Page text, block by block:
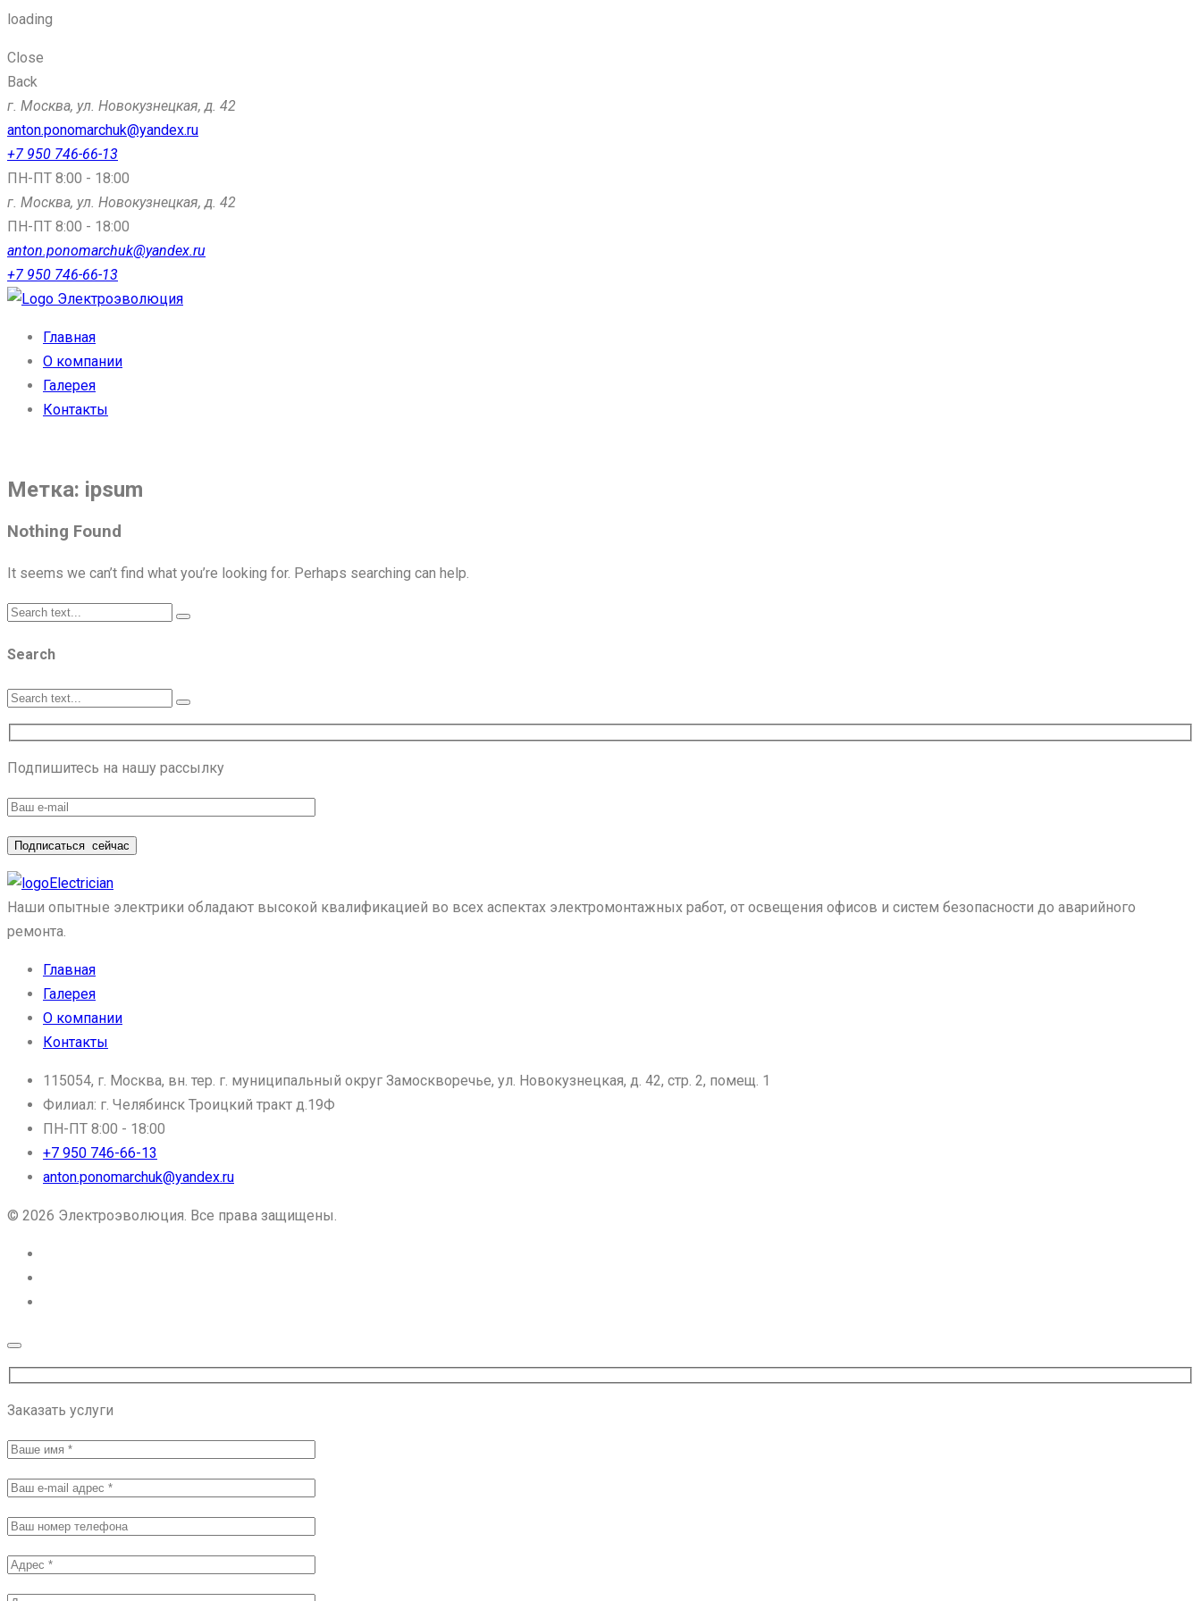
loading
Close
Back
г. Москва, ул. Новокузнецкая, д. 42
anton.ponomarchuk@yandex.ru
+7 950 746-66-13
ПН-ПТ 8:00 - 18:00
г. Москва, ул. Новокузнецкая, д. 42
ПН-ПТ 8:00 - 18:00
anton.ponomarchuk@yandex.ru
+7 950 746-66-13
Электроэволюция
Главная
О компании
Галерея
Контакты
Метка: ipsum
Nothing Found
It seems we can’t find what you’re looking for. Perhaps searching can help.
Search
Подпишитесь на нашу рассылку
Подписаться сейчас
Electrician
Наши опытные электрики обладают высокой квалификацией во всех аспектах электромонтажных работ, от освещения офисов и систем безопасности до аварийного
ремонта.
Главная
Галерея
О компании
Контакты
115054, г. Москва, вн. тер. г. муниципальный округ Замоскворечье, ул. Новокузнецкая, д. 42, стр. 2, помещ. 1
Филиал: г. Челябинск Троицкий тракт д.19Ф
ПН-ПТ 8:00 - 18:00
+7 950 746-66-13
anton.ponomarchuk@yandex.ru
© 2026 Электроэволюция. Все права защищены.
Заказать услуги